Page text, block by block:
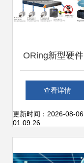
ORing新型硬件
断技术 构建坚不
摧的网络系统，
查看详情
更新时间：2026-08-06
01:09:26